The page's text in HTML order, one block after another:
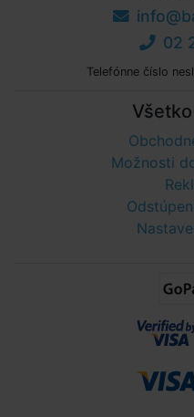
02
Telefónne číslo
Možnosti